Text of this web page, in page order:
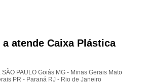
atende Caixa Plástica
SÃO PAULO Goiás MG - Minas Gerais Mato
PR - Paraná RJ - Rio de Janeiro